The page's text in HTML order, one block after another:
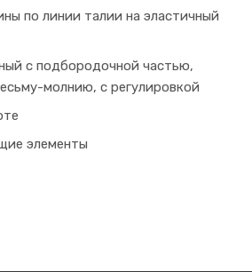
по линии талии на эластичный
с подбородочной частью,
молнию, с регулировкой
элементы